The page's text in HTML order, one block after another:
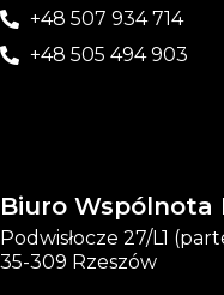
+48 507 934 714
+48 505 494 903
Biuro Wspólnota
Podwisłocze 27/L1
35-309 Rzeszów